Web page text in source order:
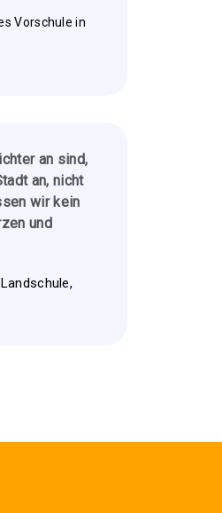
Vorschule in
an sind,
an, nicht
wir kein
und